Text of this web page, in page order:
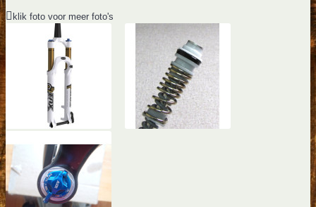
klik foto voor meer foto's